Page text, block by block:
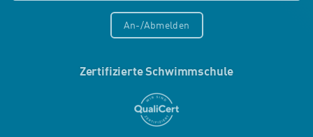
An-/Abmelden
Zertifizierte Schwimmschule